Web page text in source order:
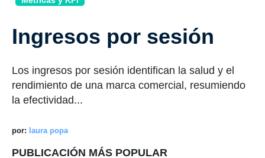
Ingresos por sesión
Los ingresos por sesión identifican la salud y el
rendimiento de una marca comercial, resumiendo
la efectividad...
por: laura popa
PUBLICACIÓN MÁS POPULAR